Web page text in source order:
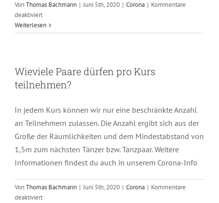
VonThomas Bachmann | Juni 5th, 2020 | Corona | Kommentare
deaktiviertfür
Welche
Kurse
online
übertragen?
Weiterlesen
Wieviele Paare dürfen pro Kurs
teilnehmen?
In jedem Kurs können wir nur eine beschränkte Anzahl
an Teilnehmern zulassen. Die Anzahl ergibt sich aus der
Größe der Räumlichkeiten und dem Mindestabstand von
1,5m zum nächsten Tänzer bzw. Tanzpaar. Weitere
Informationen findest du auch in unserem Corona-Info
VonThomas Bachmann | Juni 5th, 2020 | Corona | Kommentare
deaktiviertfür